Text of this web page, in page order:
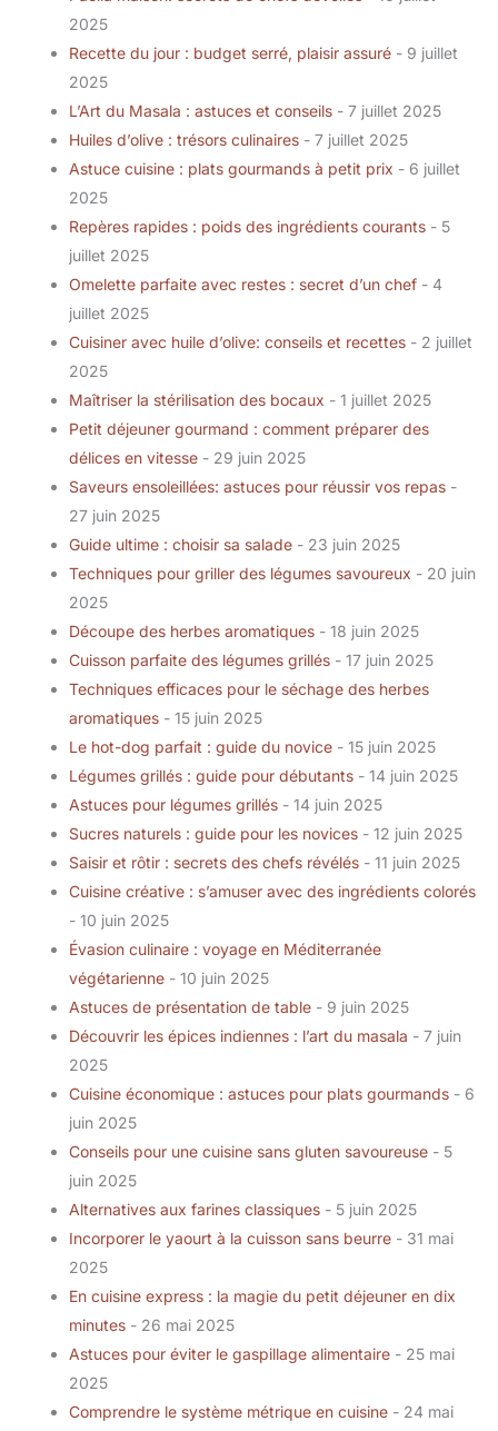
2025
Recette du jour : budget serré, plaisir assuré - 9 juillet
2025
L’Art du Masala : astuces et conseils - 7 juillet 2025
Huiles d’olive : trésors culinaires - 7 juillet 2025
Astuce cuisine : plats gourmands à petit prix - 6 juillet
2025
Repères rapides : poids des ingrédients courants - 5
juillet 2025
Omelette parfaite avec restes : secret d’un chef - 4
juillet 2025
Cuisiner avec huile d’olive: conseils et recettes - 2 juillet
2025
Maîtriser la stérilisation des bocaux - 1 juillet 2025
Petit déjeuner gourmand : comment préparer des
délices en vitesse - 29 juin 2025
Saveurs ensoleillées: astuces pour réussir vos repas -
27 juin 2025
Guide ultime : choisir sa salade - 23 juin 2025
Techniques pour griller des légumes savoureux - 20 juin
2025
Découpe des herbes aromatiques - 18 juin 2025
Cuisson parfaite des légumes grillés - 17 juin 2025
Techniques efficaces pour le séchage des herbes
aromatiques - 15 juin 2025
Le hot-dog parfait : guide du novice - 15 juin 2025
Légumes grillés : guide pour débutants - 14 juin 2025
Astuces pour légumes grillés - 14 juin 2025
Sucres naturels : guide pour les novices - 12 juin 2025
Saisir et rôtir : secrets des chefs révélés - 11 juin 2025
Cuisine créative : s’amuser avec des ingrédients colorés
- 10 juin 2025
Évasion culinaire : voyage en Méditerranée
végétarienne - 10 juin 2025
Astuces de présentation de table - 9 juin 2025
Découvrir les épices indiennes : l’art du masala - 7 juin
2025
Cuisine économique : astuces pour plats gourmands - 6
juin 2025
Conseils pour une cuisine sans gluten savoureuse - 5
juin 2025
Alternatives aux farines classiques - 5 juin 2025
Incorporer le yaourt à la cuisson sans beurre - 31 mai
2025
En cuisine express : la magie du petit déjeuner en dix
minutes - 26 mai 2025
Astuces pour éviter le gaspillage alimentaire - 25 mai
2025
Comprendre le système métrique en cuisine - 24 mai